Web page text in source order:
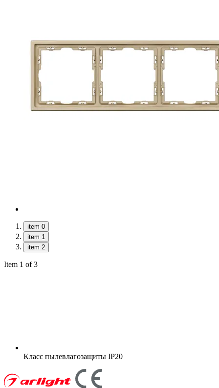
item 0
item 1
item 2
Item 1 of 3
Класс пылевлагозащиты IP20